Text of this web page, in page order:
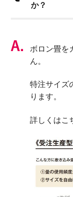
か？
ボロン畳を
ん。
特注サイズ
ります。
詳しくはこ